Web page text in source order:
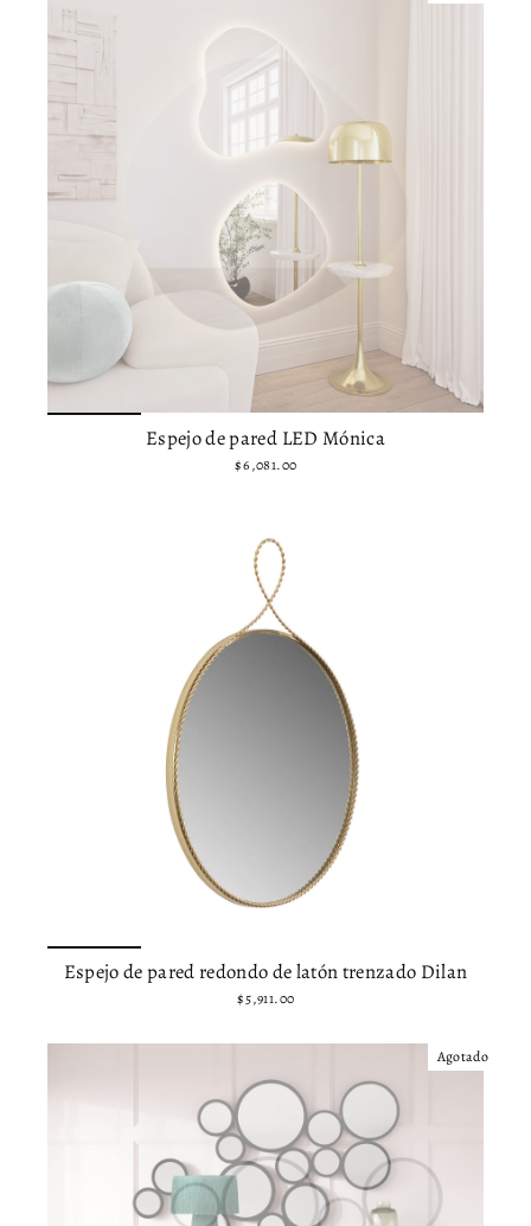
Espejo de pared LED Mónica
$ 6,081.00
Espejo de pared redondo de latón trenzado Dilan
$ 5,911.00
Agotado